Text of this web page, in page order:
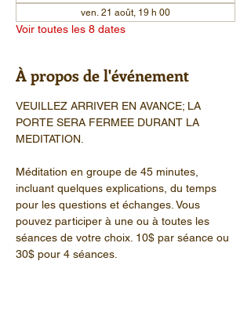
ven. 21 août, 19 h 00
Voir toutes les 8 dates
À propos de l'événement
VEUILLEZ ARRIVER EN AVANCE; LA
PORTE SERA FERMEE DURANT LA
MEDITATION.
Méditation en groupe de 45 minutes,
incluant quelques explications, du temps
pour les questions et échanges. Vous
pouvez participer à une ou à toutes les
séances de votre choix. 10$ par séance ou
30$ pour 4 séances.